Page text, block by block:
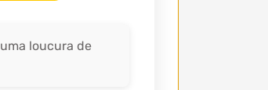
loucura de